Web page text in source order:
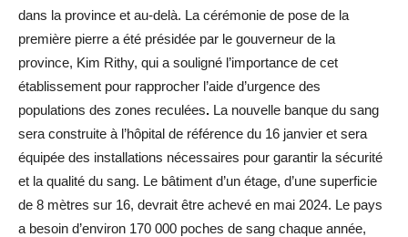
dans la province et au-delà. La cérémonie de pose de la
première pierre a été présidée par le gouverneur de la
province, Kim Rithy, qui a souligné l’importance de cet
établissement pour rapprocher l’aide d’urgence des
populations des zones reculées. La nouvelle banque du sang
sera construite à l’hôpital de référence du 16 janvier et sera
équipée des installations nécessaires pour garantir la sécurité
et la qualité du sang. Le bâtiment d’un étage, d’une superficie
de 8 mètres sur 16, devrait être achevé en mai 2024. Le pays
a besoin d’environ 170 000 poches de sang chaque année,